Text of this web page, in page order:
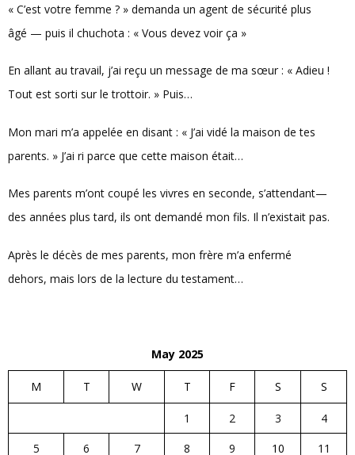
« C’est votre femme ? » demanda un agent de sécurité plus
âgé — puis il chuchota : « Vous devez voir ça »
En allant au travail, j’ai reçu un message de ma sœur : « Adieu !
Tout est sorti sur le trottoir. » Puis…
Mon mari m’a appelée en disant : « J’ai vidé la maison de tes
parents. » J’ai ri parce que cette maison était…
Mes parents m’ont coupé les vivres en seconde, s’attendant—
des années plus tard, ils ont demandé mon fils. Il n’existait pas.
Après le décès de mes parents, mon frère m’a enfermé
dehors, mais lors de la lecture du testament…
May 2025
M T W T F S S
1 2 3
4
5
6 7 8 9 10 11